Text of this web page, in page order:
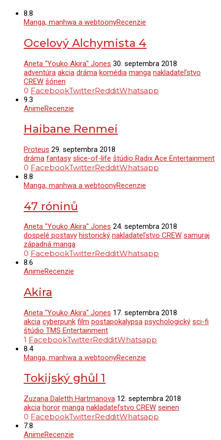
8.8
Manga, manhwa a webtoonyRecenzie
Ocelový Alchymista 4
Aneta "Youko Akira" Jones 30. septembra 2018
adventúra akcia dráma komédia manga nakladateľstvo
CREW šónen
0 FacebookTwitterRedditWhatsapp
9.3
AnimeRecenzie
Haibane Renmei
Proteus 29. septembra 2018
dráma fantasy slice-of-life štúdio Radix Ace Entertainment
0 FacebookTwitterRedditWhatsapp
8.8
Manga, manhwa a webtoonyRecenzie
47 róninů
Aneta "Youko Akira" Jones 24. septembra 2018
dospelé postavy historický nakladateľstvo CREW samuraj
západná manga
0 FacebookTwitterRedditWhatsapp
8.6
AnimeRecenzie
Akira
Aneta "Youko Akira" Jones 17. septembra 2018
akcia cyberpunk film postapokalypsa psychologický sci-fi
štúdio TMS Entertainment
1 FacebookTwitterRedditWhatsapp
8.4
Manga, manhwa a webtoonyRecenzie
Tokijský ghůl 1
Zuzana Daletth Hartmanova 12. septembra 2018
akcia horor manga nakladateľstvo CREW seinen
0 FacebookTwitterRedditWhatsapp
7.8
AnimeRecenzie